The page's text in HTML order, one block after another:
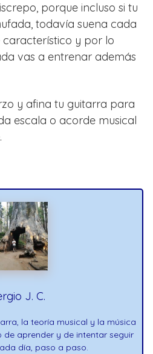
porque incluso si tu
todavía suena cada
y por lo
vas a entrenar además
y afina tu guitarra para
escala o acorde musical
J. C.
la teoría musical y la música
de aprender y de intentar seguir
día, paso a paso.